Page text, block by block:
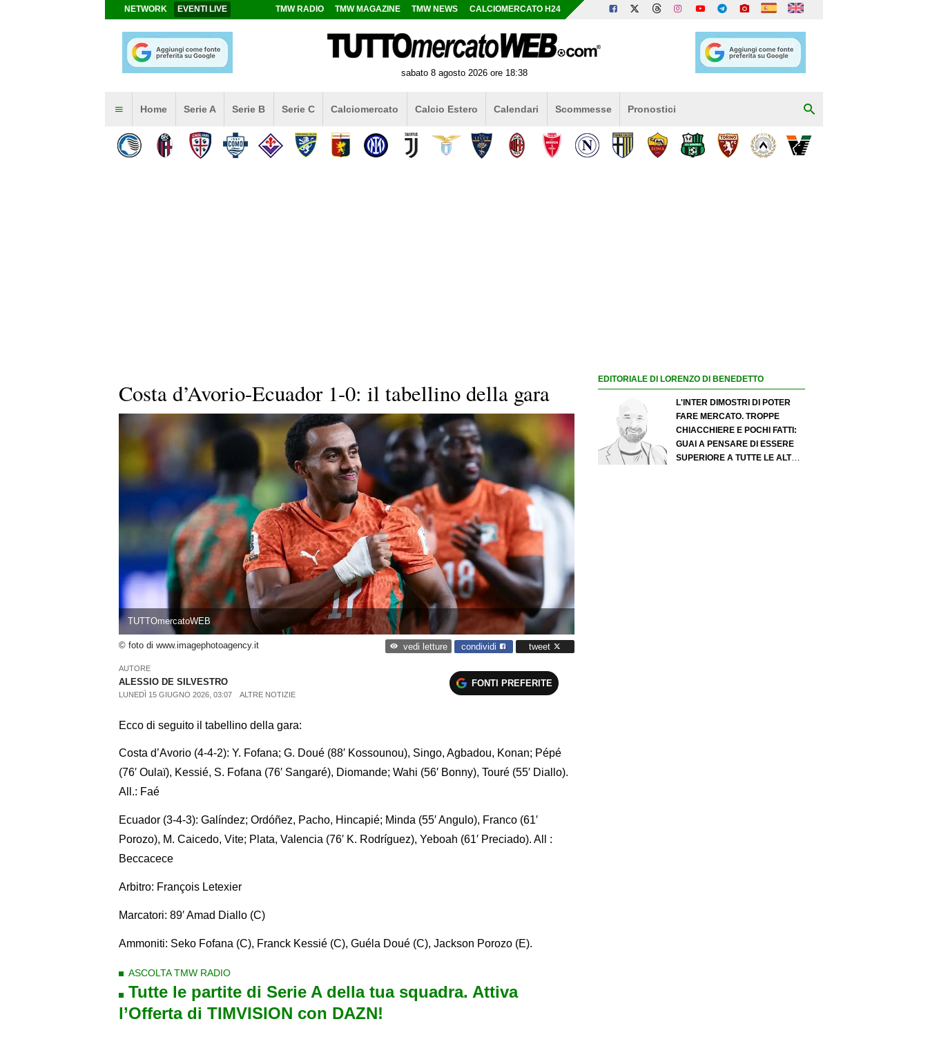
NETWORK EVENTI LIVE TMW RADIO TMW MAGAZINE TMW NEWS CALCIOMERCATO H24
sabato 8 agosto 2026 ore 18:38
Home Serie A Serie B Serie C Calciomercato Calcio Estero Calendari Scommesse Pronostici
Costa d’Avorio-Ecuador 1-0: il tabellino della gara
TUTTOmercatoWEB
© foto di www.imagephotoagency.it vedi letture condividi tweet
AUTORE
ALESSIO DE SILVESTRO
LUNEDÌ 15 GIUGNO 2026, 03:07 ALTRE NOTIZIE
FONTI PREFERITE
Ecco di seguito il tabellino della gara:
Costa d’Avorio (4-4-2): Y. Fofana; G. Doué (88′ Kossounou), Singo, Agbadou, Konan; Pépé
(76′ Oulaï), Kessié, S. Fofana (76′ Sangaré), Diomande; Wahi (56′ Bonny), Touré (55′ Diallo).
All.: Faé
Ecuador (3-4-3): Galíndez; Ordóñez, Pacho, Hincapié; Minda (55′ Angulo), Franco (61′
Porozo), M. Caicedo, Vite; Plata, Valencia (76′ K. Rodríguez), Yeboah (61′ Preciado). All :
Beccacece
Arbitro: François Letexier
Marcatori: 89′ Amad Diallo (C)
Ammoniti: Seko Fofana (C), Franck Kessié (C), Guéla Doué (C), Jackson Porozo (E).
ASCOLTA TMW RADIO
Tutte le partite di Serie A della tua squadra. Attiva
l’Offerta di TIMVISION con DAZN!
EDITORIALE DI LORENZO DI BENEDETTO
L'INTER DIMOSTRI DI POTER
FARE MERCATO. TROPPE
CHIACCHIERE E POCHI FATTI:
GUAI A PENSARE DI ESSERE
SUPERIORE A TUTTE LE ALTRE